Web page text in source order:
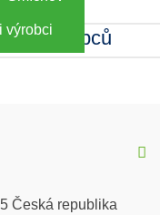
výrobců
výrobci
Česká republika